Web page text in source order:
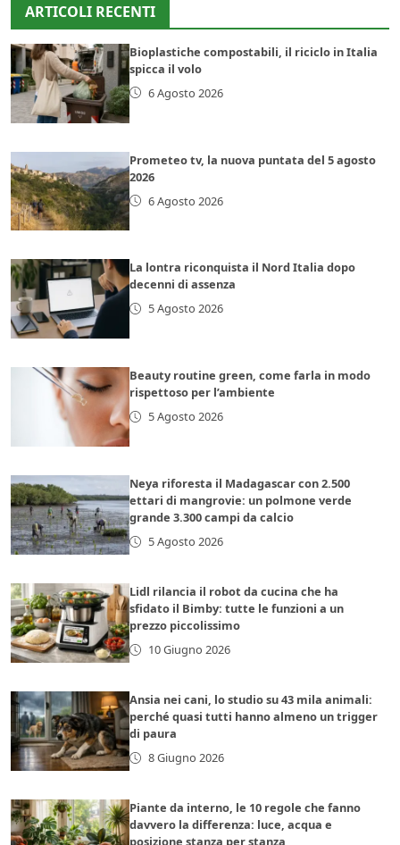
ARTICOLI RECENTI
Bioplastiche compostabili, il riciclo in Italia
spicca il volo
6 Agosto 2026
Prometeo tv, la nuova puntata del 5 agosto
2026
6 Agosto 2026
La lontra riconquista il Nord Italia dopo
decenni di assenza
5 Agosto 2026
Beauty routine green, come farla in modo
rispettoso per l’ambiente
5 Agosto 2026
Neya riforesta il Madagascar con 2.500
ettari di mangrovie: un polmone verde
grande 3.300 campi da calcio
5 Agosto 2026
Lidl rilancia il robot da cucina che ha
sfidato il Bimby: tutte le funzioni a un
prezzo piccolissimo
10 Giugno 2026
Ansia nei cani, lo studio su 43 mila animali:
perché quasi tutti hanno almeno un trigger
di paura
8 Giugno 2026
Piante da interno, le 10 regole che fanno
davvero la differenza: luce, acqua e
posizione stanza per stanza